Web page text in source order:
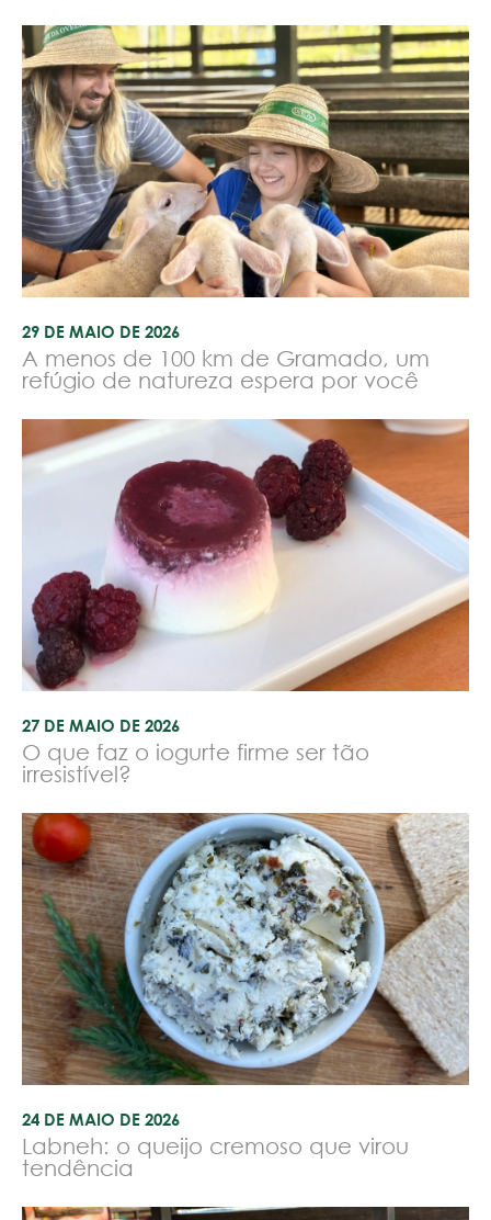
29 DE MAIO DE 2026
A menos de 100 km de Gramado, um
refúgio de natureza espera por você
27 DE MAIO DE 2026
O que faz o iogurte firme ser tão
irresistível?
24 DE MAIO DE 2026
Labneh: o queijo cremoso que virou
tendência